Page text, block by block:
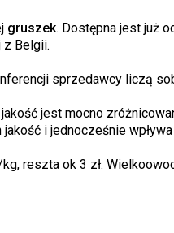
gruszek. Dostępna jest już
Belgii.
sprzedawcy liczą
jest mocno
i jednocześnie wpływa
reszta ok 3 zł.